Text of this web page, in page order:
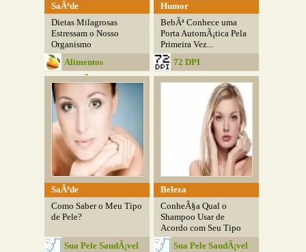
SaÃºde
Dietas Milagrosas
Estressam o Nosso
Organismo
Alimentos
SaudÃ¡veis
Humor
BebÃª Conhece uma
Porta AutomÃ¡tica Pela
Primeira Vez...
72 DPI
SaÃºde
Como Saber o Meu Tipo
de Pele?
Sua Pele SaudÃ¡vel
Beleza
ConheÃ§a Qual o
Shampoo Usar de
Acordo com Seu Tipo
de...
Sua Pele SaudÃ¡vel